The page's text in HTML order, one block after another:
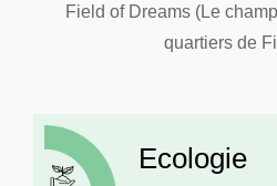
Field of Dreams (Le
quartiers de
Ecologie